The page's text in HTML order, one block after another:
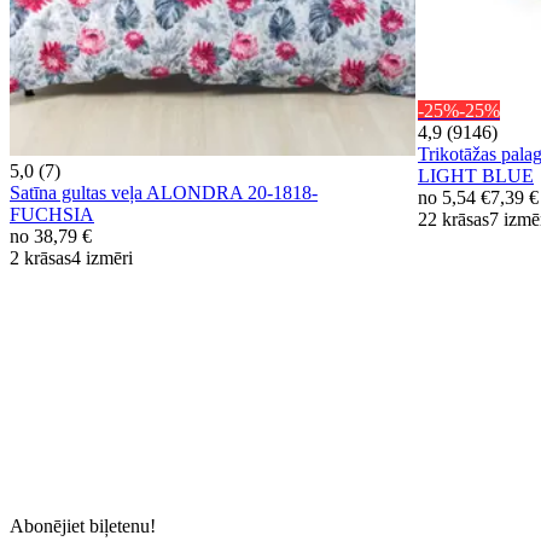
5,0 (7)
Satīna gultas veļa ALONDRA 20-1818-
FUCHSIA
no 38,79 €
2 krāsas4 izmēri
-25%-25%
4,9 (9146)
Trikotāžas
LIGHT BLUE
no 5,54 €7,39 €
22 krāsas7
Abonējiet biļetenu!